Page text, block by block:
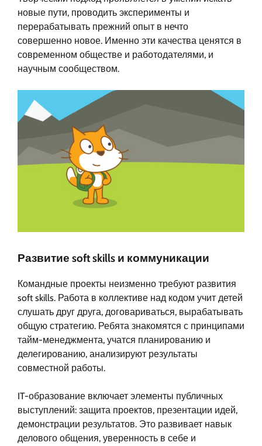
новые пути, проводить эксперименты и
перерабатывать прежний опыт в нечто
совершенно новое. Именно эти качества ценятся в
современном обществе и работодателями, и
научным сообществом.
Развитие soft skills и коммуникации
Командные проекты неизменно требуют развития
soft skills. Работа в коллективе над кодом учит детей
слушать друг друга, договариваться, вырабатывать
общую стратегию. Ребята знакомятся с принципами
тайм-менеджмента, учатся планированию и
делегированию, анализируют результаты
совместной работы.
IT-образование включает элементы публичных
выступлений: защита проектов, презентации идей,
демонстрации результатов. Это развивает навык
делового общения, уверенность в себе и